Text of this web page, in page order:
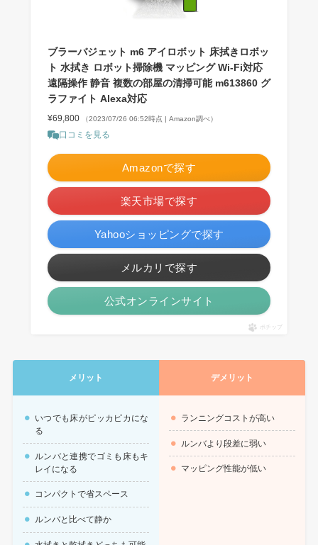
ブラーバジェット m6 アイロボット 床拭きロボッ
ト 水拭き ロボット掃除機 マッピング Wi-Fi対応
遠隔操作 静音 複数の部屋の清掃可能 m613860 グ
ラファイト Alexa対応
¥69,800 （2023/07/26 06:52時点 | Amazon調べ）
口コミを見る
Amazonで探す
楽天市場で探す
Yahooショッピングで探す
メルカリで探す
公式オンラインサイト
ポチップ
メリット デメリット
いつでも床がピッカピカにな
る
ルンバと連携でゴミも床もキ
レイになる
コンパクトで省スペース
ルンバと比べて静か
ランニングコストが高い
ルンバより段差に弱い
マッピング性能が低い